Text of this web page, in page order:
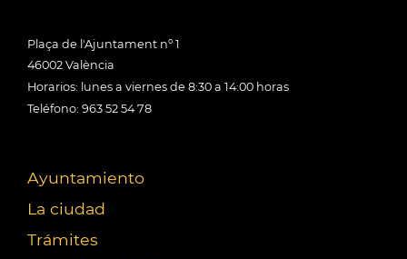
Plaça de l'Ajuntament nº 1
46002 València
Horarios: lunes a viernes de 8:30 a 14:00 horas
Teléfono: 963 52 54 78
Ayuntamiento
La ciudad
Trámites